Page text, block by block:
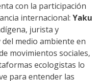
con la participación
internacional: Yaku
jurista y
medio ambiente en
movimientos sociales,
ecologistas lo
para entender las